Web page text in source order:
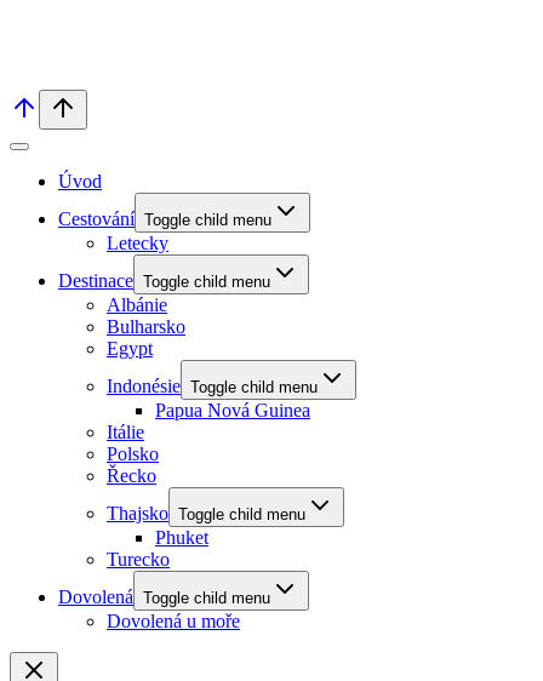
Úvod
Cestování Toggle child menu
Letecky
Destinace Toggle child menu
Albánie
Bulharsko
Egypt
Indonésie Toggle child menu
Papua Nová Guinea
Itálie
Polsko
Řecko
Thajsko Toggle child menu
Phuket
Turecko
Dovolená Toggle child menu
Dovolená u moře